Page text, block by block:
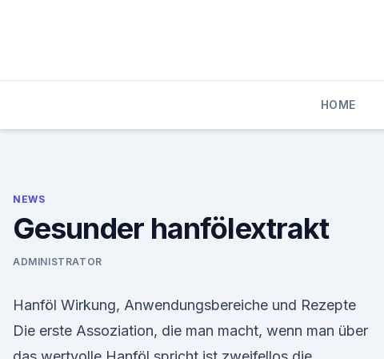
HOME
NEWS
Gesunder hanfölextrakt
ADMINISTRATOR
Hanföl Wirkung, Anwendungsbereiche und Rezepte
Die erste Assoziation, die man macht, wenn man über